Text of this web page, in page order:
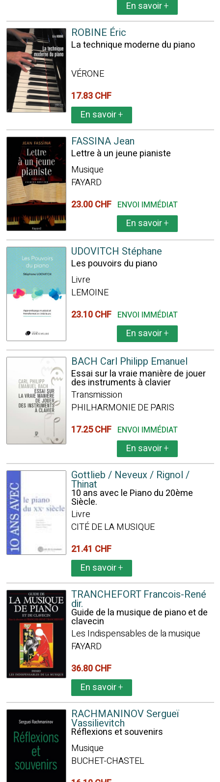
En savoir+
ROBINE Éric
La technique moderne du piano
VÉRONE
17.83 CHF
En savoir+
FASSINA Jean
Lettre à un jeune pianiste
Musique
FAYARD
23.00 CHF ENVOI IMMÉDIAT
En savoir+
UDOVITCH Stéphane
Les pouvoirs du piano
Livre
LEMOINE
23.10 CHF ENVOI IMMÉDIAT
En savoir+
BACH Carl Philipp Emanuel
Essai sur la vraie manière de jouer
des instruments à clavier
Transmission
PHILHARMONIE DE PARIS
17.25 CHF ENVOI IMMÉDIAT
En savoir+
Gottlieb / Neveux / Rignol /
Thinat
10 ans avec le Piano du 20ème
Siècle.
Livre
CITÉ DE LA MUSIQUE
21.41 CHF
En savoir+
TRANCHEFORT Francois-René
dir.
Guide de la musique de piano et de
clavecin
Les Indispensables de la musique
FAYARD
36.80 CHF
En savoir+
RACHMANINOV Sergueï
Vassilievitch
Réflexions et souvenirs
Musique
BUCHET-CHASTEL